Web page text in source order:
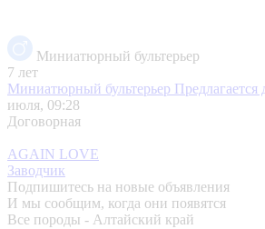
Миниатюрный бультерьер
7 лет
Миниатюрный бультерьер Предлагается
июля, 09:28
Договорная
AGAIN LOVE
Заводчик
Подпишитесь на новые объявления
И мы сообщим, когда они появятся
Все породы - Алтайский край